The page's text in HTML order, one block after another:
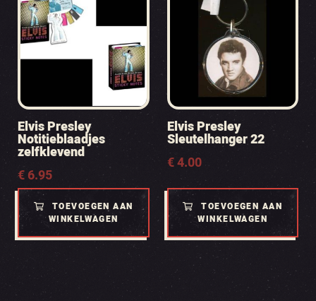
Elvis Presley
Notitieblaadjes
zelfklevend
€6.95
TOEVOEGEN AAN
WINKELWAGEN
Elvis Presley
Sleutelhanger 22
€4.00
TOEVOEGEN AAN
WINKELWAGEN